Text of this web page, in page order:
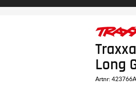
Long
Artnr: